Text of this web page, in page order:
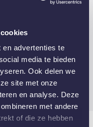
en advertenties te
media te bieden
Ook delen we
site met onze
en analyse. Deze
met andere
of die ze hebben
vraag!